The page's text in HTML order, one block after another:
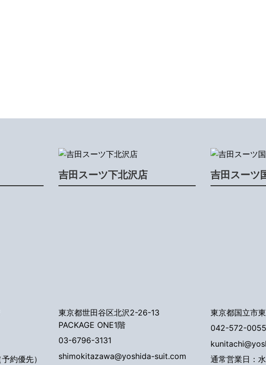
約優先）
吉田スーツ下北沢店
東京都世田谷区北沢2-26-13
PACKAGE ONE1階
03-6796-3131
shimokitazawa@yoshida-suit.com
吉田スーツ
東京都国立市
042-572-0055
通常営業日：